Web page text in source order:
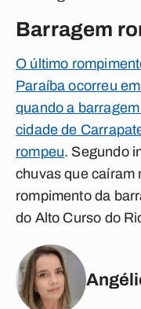
Barragem
O último
Paraíba ocorreu
quando a
cidade de
rompeu. Segundo
chuvas que caíram
rompimento da
do Alto Curso do